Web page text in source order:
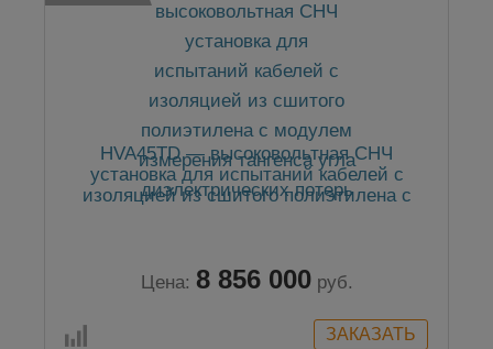
HVA45TD — высоковольтная СНЧ
установка для испытаний кабелей с
изоляцией из сшитого полиэтилена c
Цена: 8 856 000 руб.